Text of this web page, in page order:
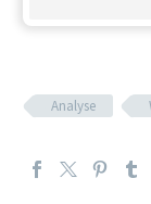
Analyse